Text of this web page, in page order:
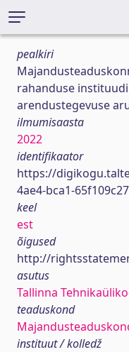
pealkiri
rahanduse
arendustegevuse
ilmumisaasta
2022
identifikaator
https://
4ae4-bca1-
keel
est
õigused
http://
asutus
Tallinna
teaduskond
instituut / kolledž